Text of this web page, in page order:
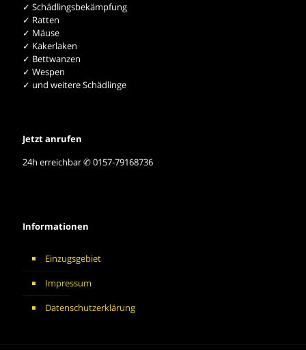
✓ Schädlingsbekämpfung
✓ Ratten
✓ Mäuse
✓ Kakerlaken
✓ Bettwanzen
✓ Wespen
✓ und weitere Schädlinge
Jetzt anrufen
24h erreichbar ✆ 0157-79168736
Informationen
Einzugsgebiet
Impressum
Datenschutzerklärung